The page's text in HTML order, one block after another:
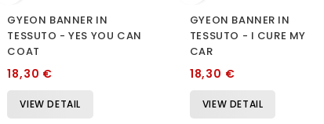
GYEON BANNER IN
TESSUTO - YES YOU CAN
COAT
18,30 €
VIEW DETAIL
GYEON BANNER IN
TESSUTO - I CURE MY
CAR
18,30 €
VIEW DETAIL